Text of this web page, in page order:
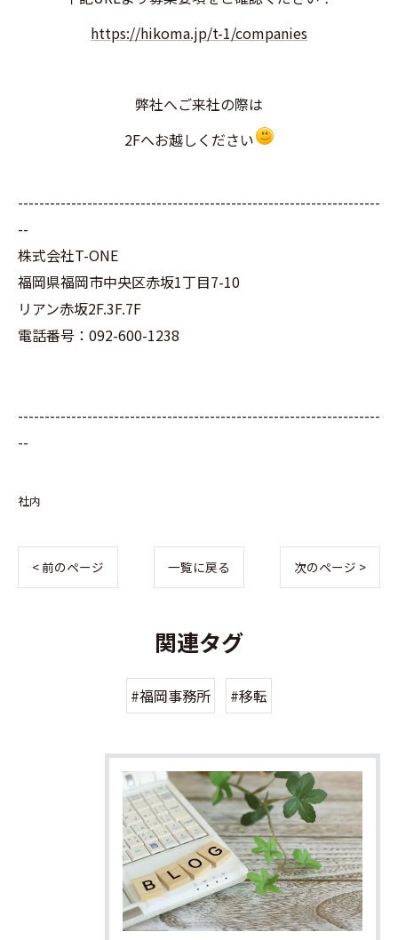
https://hikoma.jp/t-1/companies
弊社へご来社の際は
2Fへお越しください
--------------------------------------------------------------------
--
株式会社T-ONE
福岡県福岡市中央区赤坂1丁目7-10
リアン赤坂2F.3F.7F
電話番号：092-600-1238
--------------------------------------------------------------------
--
社内
< 前のページ 一覧に戻る 次のページ >
関連タグ
#福岡事務所 #移転